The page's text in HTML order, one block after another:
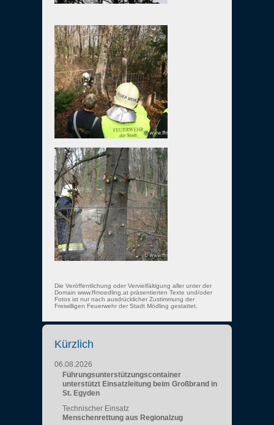
Die Veröffentlichung oder Vervielfältigung aller unter der
Domain www.ffmoedling.at präsentierten Texte und/oder
Fotos ist nur nach ausdrücklicher Zustimmung der
Freiwilligen Feuerwehr der Stadt Mödling gestattet.
Kürzlich
06.08.2026
Führungsunterstützungscontainer
unterstützt Einsatzleitung beim Großbrand in
St. Egyden
Technischer Einsatz
Menschenrettung aus Regionalzug